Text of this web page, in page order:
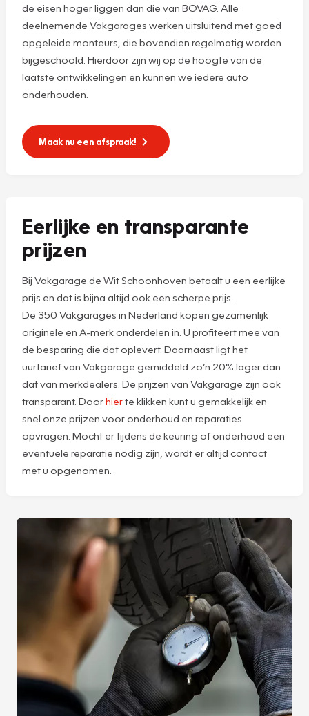
de eisen hoger liggen dan die van BOVAG. Alle
deelnemende Vakgarages werken uitsluitend met goed
opgeleide monteurs, die bovendien regelmatig worden
bijgeschoold. Hierdoor zijn wij op de hoogte van de
laatste ontwikkelingen en kunnen we iedere auto
onderhouden.
Maak nu een afspraak!
Eerlijke en transparante
prijzen
Bij Vakgarage de Wit Schoonhoven betaalt u een eerlijke
prijs en dat is bijna altijd ook een scherpe prijs.
De 350 Vakgarages in Nederland kopen gezamenlijk
originele en A-merk onderdelen in. U profiteert mee van
de besparing die dat oplevert. Daarnaast ligt het
uurtarief van Vakgarage gemiddeld zo’n 20% lager dan
dat van merkdealers. De prijzen van Vakgarage zijn ook
transparant. Doorhierte klikken kunt u gemakkelijk en
snel onze prijzen voor onderhoud en reparaties
opvragen. Mocht er tijdens de keuring of onderhoud een
eventuele reparatie nodig zijn, wordt er altijd contact
met u opgenomen.